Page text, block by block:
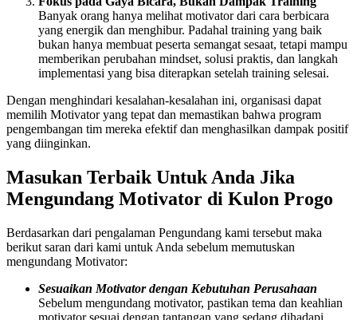
Banyak orang hanya melihat motivator dari cara berbicara
yang energik dan menghibur. Padahal training yang baik
bukan hanya membuat peserta semangat sesaat, tetapi mampu
memberikan perubahan mindset, solusi praktis, dan langkah
implementasi yang bisa diterapkan setelah training selesai.
Dengan menghindari kesalahan-kesalahan ini, organisasi dapat
memilih Motivator yang tepat dan memastikan bahwa program
pengembangan tim mereka efektif dan menghasilkan dampak positif
yang diinginkan.
Masukan Terbaik Untuk Anda Jika
Mengundang Motivator di Kulon Progo
Berdasarkan dari pengalaman Pengundang kami tersebut maka
berikut saran dari kami untuk Anda sebelum memutuskan
mengundang Motivator:
Sesuaikan Motivator dengan Kebutuhan Perusahaan
Sebelum mengundang motivator, pastikan tema dan keahlian